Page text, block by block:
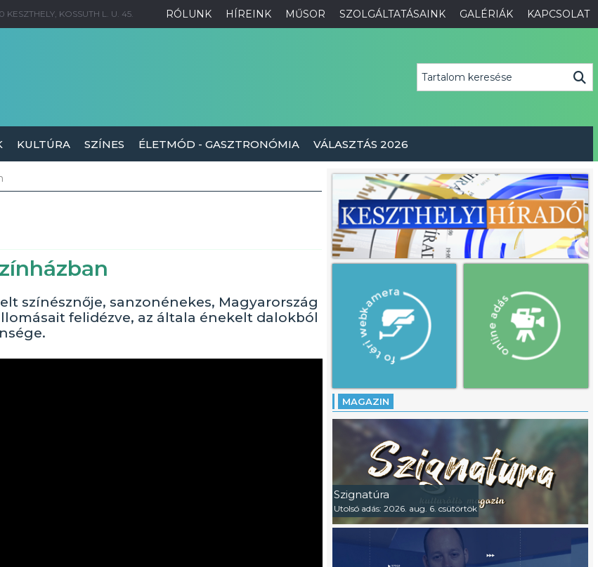
RÓLUNK HÍREINK MŰSOR SZOLGÁLTATÁSAINK GALÉRIÁK KAPCSOLAT
KESZTHELY, KOSSUTH L. U. 45.
KULTÚRA SZÍNES ÉLETMÓD - GASZTRONÓMIA VÁLASZTÁS 2026
színésznője, sanzonénekes, Magyarország
felidézve, az általa énekelt dalokból
MAGAZIN
Szignatúra
Utolsó adás: 2026. aug. 6. csütörtök